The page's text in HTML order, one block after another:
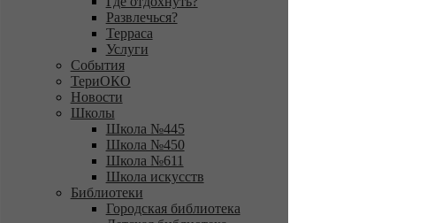
Развлечься?
Терраса
Услуги
События
ТериОКО
Новости
Школы
Школа №445
Школа №450
Школа №611
Школа искусств
Библиотеки
Городская библиотека